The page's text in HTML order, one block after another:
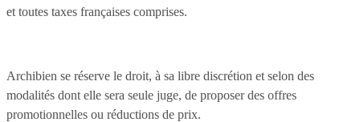
et toutes taxes françaises comprises.
Archibien se réserve le droit, à sa libre discrétion et selon des
modalités dont elle sera seule juge, de proposer des offres
promotionnelles ou réductions de prix.